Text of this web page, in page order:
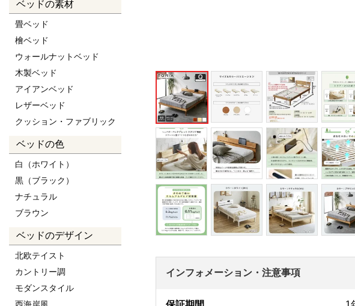
ベッドの素材
畳ベッド
檜ベッド
ウォールナットベッド
木製ベッド
アイアンベッド
レザーベッド
クッション・ファブリック
ベッドの色
白（ホワイト）
黒（ブラック）
ナチュラル
ブラウン
ベッドのデザイン
北欧テイスト
カントリー調
モダンスタイル
インフォメーション・注意事項